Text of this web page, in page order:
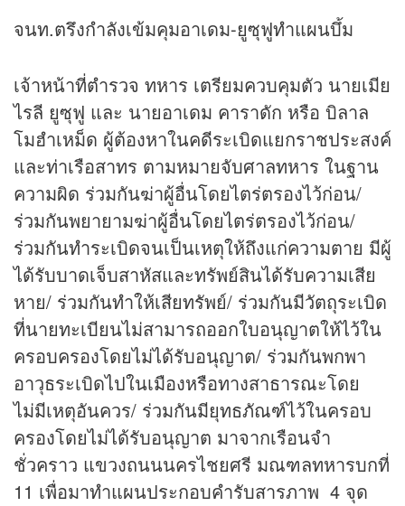
จนท.ตรึงกำลังเข้มคุมอาเดม-ยูซุฟูทำแผนบึ้ม
เจ้าหน้าที่ตำรวจ ทหาร เตรียมควบคุมตัว นายเมีย
ไรลี ยูซุฟู และ นายอาเดม คาราดัก หรือ บิลาล
โมฮำเหม็ด ผู้ต้องหาในคดีระเบิดแยกราชประสงค์
และท่าเรือสาทร ตามหมายจับศาลทหาร ในฐาน
ความผิด ร่วมกันฆ่าผู้อื่นโดยไตร่ตรองไว้ก่อน/
ร่วมกันพยายามฆ่าผู้อื่นโดยไตร่ตรองไว้ก่อน/
ร่วมกันทำระเบิดจนเป็นเหตุให้ถึงแก่ความตาย มีผู้
ได้รับบาดเจ็บสาหัสและทรัพย์สินได้รับความเสีย
หาย/ ร่วมกันทำให้เสียทรัพย์/ ร่วมกันมีวัตถุระเบิด
ที่นายทะเบียนไม่สามารถออกใบอนุญาตให้ไว้ใน
ครอบครองโดยไม่ได้รับอนุญาต/ ร่วมกันพกพา
อาวุธระเบิดไปในเมืองหรือทางสาธารณะโดย
ไม่มีเหตุอันควร/ ร่วมกันมียุทธภัณฑ์ไว้ในครอบ
ครองโดยไม่ได้รับอนุญาต มาจากเรือนจำ
ชั่วคราว แขวงถนนนครไชยศรี มณฑลทหารบกที่
11 เพื่อมาทำแผนประกอบคำรับสารภาพ 4 จุด